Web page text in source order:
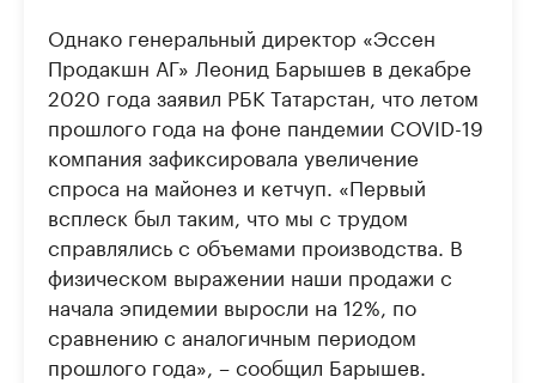
Однако генеральный директор «Эссен
Продакшн АГ» Леонид Барышев в декабре
2020 года заявил РБК Татарстан, что летом
прошлого года на фоне пандемии COVID-19
компания зафиксировала увеличение
спроса на майонез и кетчуп. «Первый
всплеск был таким, что мы с трудом
справлялись с объемами производства. В
физическом выражении наши продажи с
начала эпидемии выросли на 12%, по
сравнению с аналогичным периодом
прошлого года», – сообщил Барышев.